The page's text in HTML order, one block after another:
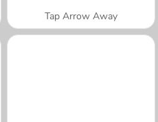
Tap Arrow Away